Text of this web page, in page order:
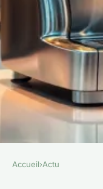
Accueil›Actu